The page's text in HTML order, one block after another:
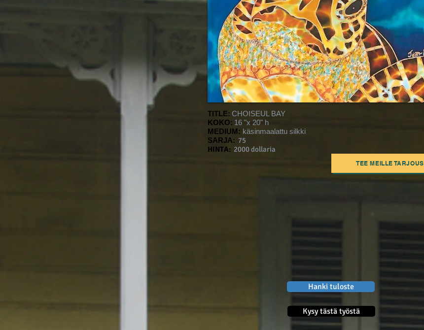
TITLE: CHOISEUL BAY
KOKO: 16 "x 20" h
MEDIUM: käsinmaalattu silkki
SARJA: 75
HINTA: 2000 dollaria
TEE MEILLE TARJOUS
Hanki tuloste
Kysy tästä työstä